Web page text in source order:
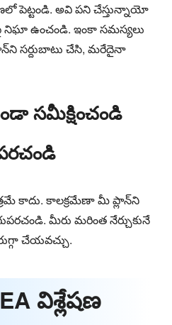
పెట్టండి. అవి పని చేస్తున్నాయో
ఉంచండి. ఇంకా సమస్యలు
సర్దుబాటు చేసి, మరేదైనా
సమీక్షించండి
కాదు. కాలక్రమేణా మీ ప్లాన్‌ని
మీరు మరింత నేర్చుకునే
చేయవచ్చు.
విశ్లేషణ